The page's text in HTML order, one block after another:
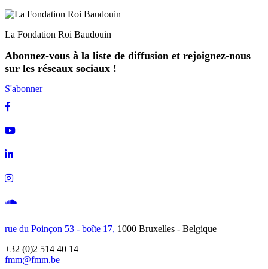
La Fondation Roi Baudouin
Abonnez-vous à la liste de diffusion et rejoignez-nous
sur les réseaux sociaux !
S'abonner
rue du Poinçon 53 - boîte 17, 1000 Bruxelles - Belgique
+32 (0)2 514 40 14
fmm@fmm.be